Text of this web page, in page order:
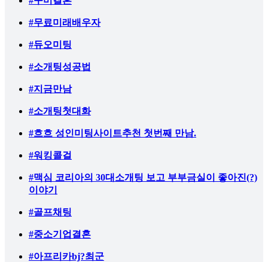
#무료미래배우자
#듀오미팅
#소개팅성공법
#지금만남
#소개팅첫대화
#흐흐 성인미팅사이트추천 첫번째 만남.
#워킹콜걸
#맥심 코리아의 30대소개팅 보고 부부금실이 좋아진(?)
이야기
#골프채팅
#중소기업결혼
#아프리카bj?최군